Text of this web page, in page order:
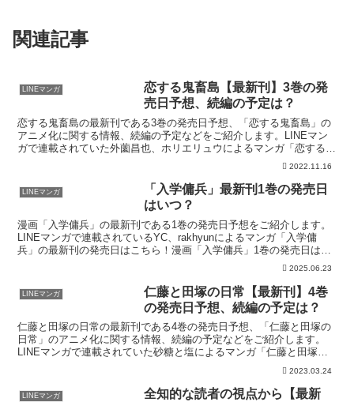
関連記事
LINEマンガ
恋する鬼畜島【最新刊】3巻の発
売日予想、続編の予定は？
恋する鬼畜島の最新刊である3巻の発売日予想、「恋する鬼畜島」の
アニメ化に関する情報、続編の予定などをご紹介します。LINEマン
ガで連載されていた外薗昌也、ホリエリュウによるマンガ「恋する鬼
畜島」の最新刊の発売日はこちら！漫画「恋する鬼畜島」...2022.11.16
LINEマンガ
「入学傭兵」最新刊1巻の発売日
はいつ？
漫画「入学傭兵」の最新刊である1巻の発売日予想をご紹介します。
LINEマンガで連載されているYC、rakhyunによるマンガ「入学傭
兵」の最新刊の発売日はこちら！漫画「入学傭兵」1巻の発売日はい
2025.06.23
LINEマンガ
仁藤と田塚の日常【最新刊】4巻
の発売日予想、続編の予定は？
仁藤と田塚の日常の最新刊である4巻の発売日予想、「仁藤と田塚の
日常」のアニメ化に関する情報、続編の予定などをご紹介します。
LINEマンガで連載されていた砂糖と塩によるマンガ「仁藤と田塚の
日常」の最新刊の発売日はこちら！漫画「仁藤と田塚の日常...2023.03.24
LINEマンガ
全知的な読者の視点から【最新